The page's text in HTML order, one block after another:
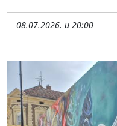
08.07.2026. u 20:00